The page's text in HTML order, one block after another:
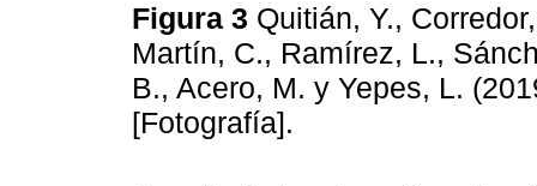
Figura 3 Quitián, Y.,
Martín, C., Ramírez, L.,
B., Acero, M. y Yepes, L.
[Fotografía].